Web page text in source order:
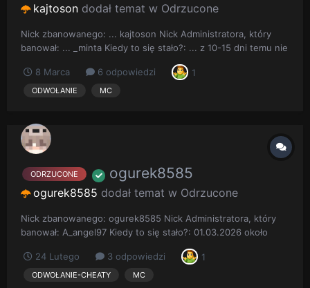
kajtoson dodał temat w Odrzucone
Nick zbanowanego: ... kajtoson Nick Administratora, który
banował: ... _minta Kiedy to się stało?: ... z 10-15 dni temu nie
Screen bana:
8 Marca 6 odpowiedzi 1
ODWOŁANIE MC
ODRZUCONE ogurek8585
ogurek8585 dodał temat w Odrzucone
Nick zbanowanego: ogurek8585 Nick Administratora, który
banował: A_angel97 Kiedy to się stało?: 01.03.2026 około
momencie bana łowiłem ryby na automatycznej farmie
zbudowanej wyłącznie z mechanik gry. Nie używałem
24 Lutego 3 odpowiedzi 1
ODWOŁANIE-CHEATY MC